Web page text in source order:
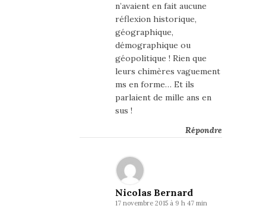
n’avaient en fait aucune
réflexion historique,
géographique,
démographique ou
géopolitique ! Rien que
leurs chimères vaguement
ms en forme… Et ils
parlaient de mille ans en
sus !
Répondre
Nicolas Bernard
17 novembre 2015 à 9 h 47 min